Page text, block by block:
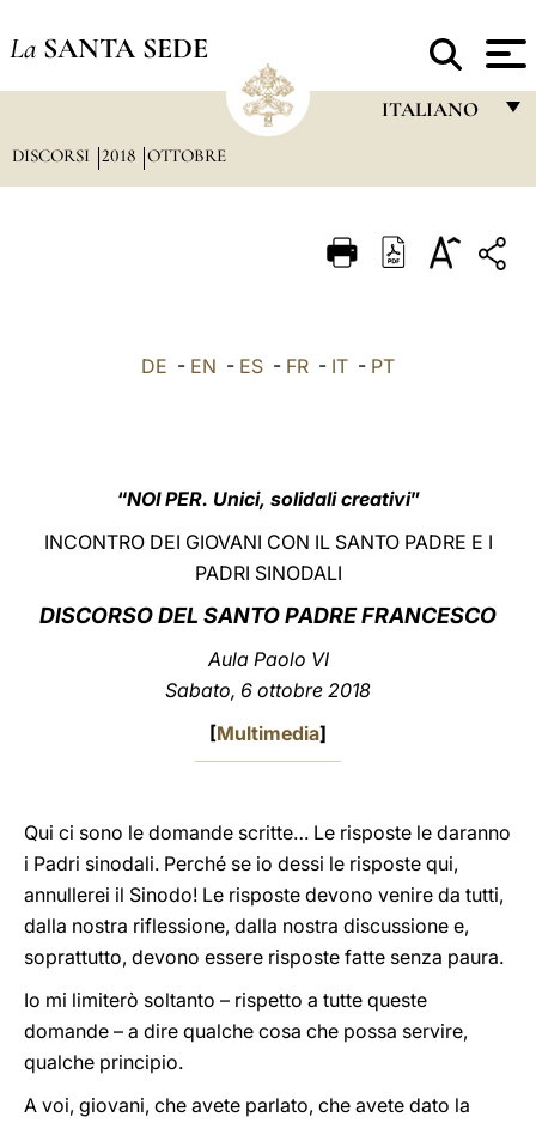
La SANTA SEDE
ITALIANO
ITALIANO
中文
DISCORSI 2018 OTTOBRE
DE - EN - ES - FR - IT - PT
“NOI PER. Unici, solidali creativi”
INCONTRO DEI GIOVANI CON IL SANTO PADRE E I
PADRI SINODALI
DISCORSO DEL SANTO PADRE FRANCESCO
Aula Paolo VI
Sabato, 6 ottobre 2018
[Multimedia]
Qui ci sono le domande scritte… Le risposte le daranno
i Padri sinodali. Perché se io dessi le risposte qui,
annullerei il Sinodo! Le risposte devono venire da tutti,
dalla nostra riflessione, dalla nostra discussione e,
soprattutto, devono essere risposte fatte senza paura.
Io mi limiterò soltanto – rispetto a tutte queste
domande – a dire qualche cosa che possa servire,
qualche principio.
A voi, giovani, che avete parlato, che avete dato la